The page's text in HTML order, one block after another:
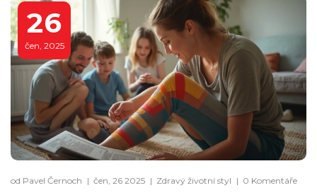
26
čen, 2025
od Pavel Černoch | čen, 26 2025 | Zdravý životní styl | 0 Komentáře